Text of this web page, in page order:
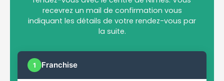
recevrez un mail de confirmation vous
indiquant les détails de votre rendez-vous par
la suite.
1 Franchise